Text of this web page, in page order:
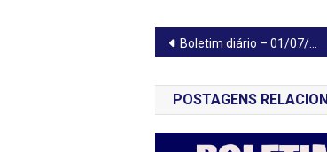
Navegação
de
Post
Boletim diário – 01/07/2021
POSTAGENS